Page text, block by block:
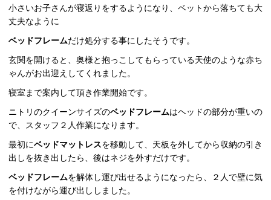
小さいお子さんが寝返りをするようになり、ベットから落ちても大
丈夫なように
ベッドフレームだけ処分する事にしたそうです。
玄関を開けると、奥様と抱っこしてもらっている天使のような赤ち
ゃんがお出迎えしてくれました。
寝室まで案内して頂き作業開始です。
ニトリのクイーンサイズのベッドフレームはヘッドの部分が重いの
で、スタッフ２人作業になります。
最初にベッドマットレスを移動して、天板を外してから収納の引き
出しを抜き出したら、後はネジを外すだけです。
ベッドフレームを解体し運び出せるようになったら、２人で壁に気
を付けながら運び出ししました。